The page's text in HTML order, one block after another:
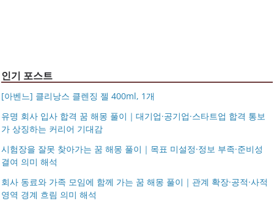
인기 포스트
[아벤느] 클리낭스 클렌징 젤 400ml, 1개
유명 회사 입사 합격 꿈 해몽 풀이｜대기업·공기업·스타트업 합격 통보
가 상징하는 커리어 기대감
시험장을 잘못 찾아가는 꿈 해몽 풀이｜목표 미설정·정보 부족·준비성
결여 의미 해석
회사 동료와 가족 모임에 함께 가는 꿈 해몽 풀이｜관계 확장·공적·사적
영역 경계 흐림 의미 해석